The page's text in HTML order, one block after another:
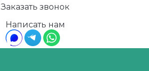
Написать нам
Заказать звонок